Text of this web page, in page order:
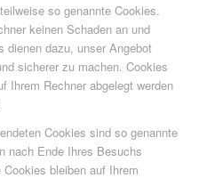
so genannte Cookies.
keinen Schaden an und
dienen dazu, unser Angebot
sicherer zu machen. Cookies
Ihrem Rechner abgelegt werden
Cookies sind so genannte
nach Ende Ihres Besuchs
bleiben auf Ihrem